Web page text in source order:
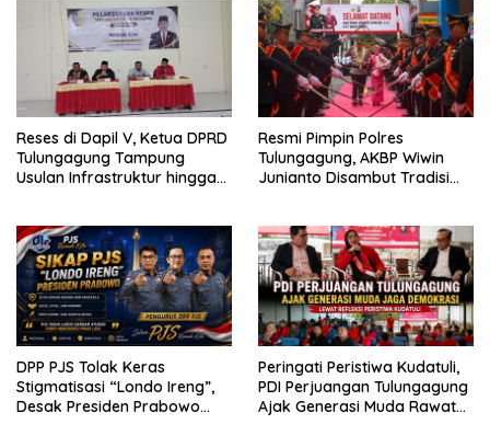
Reses di Dapil V, Ketua DPRD
Tulungagung Tampung
Usulan Infrastruktur hingga
Resmi Pimpin Polres
Tulungagung, AKBP Wiwin
Junianto Disambut Tradisi
DPP PJS Tolak Keras
Stigmatisasi “Londo Ireng”,
Desak Presiden Prabowo
Peringati Peristiwa Kudatuli,
PDI Perjuangan Tulungagung
Ajak Generasi Muda Rawat